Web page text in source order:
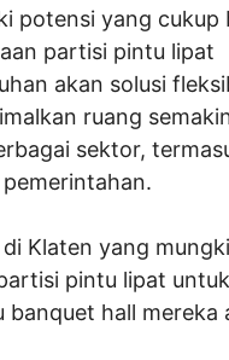
potensi yang cukup
partisi pintu lipat
akan solusi
ruang
sektor,
Klaten yang
pintu lipat
banquet hall mereka